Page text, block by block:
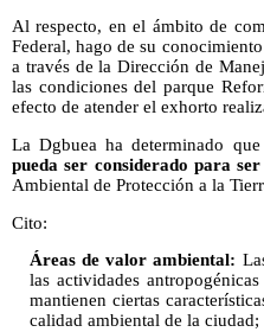
Al respecto, en el ámbito de
Federal, hago de su
a través de la Dirección de
las condiciones del parque
efecto de atender el exhorto
La Dgbuea ha determinado que
pueda ser considerado para
Ambiental de Protección a la
Cito:
Áreas de valor ambiental:
las actividades
mantienen ciertas
calidad ambiental de la ciudad;